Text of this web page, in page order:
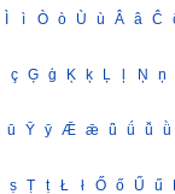
Ì ì Ò ò Ù ù Â â Ĉ
ç Ģ ģ Ķ ķ Ļ ļ Ņ ņ
ū Ȳ ȳ Ǣ ǣ ǖ ǘ ǚ ǜ
ṣ Ṭ ṭ Ł ł Ő ő Ű ű